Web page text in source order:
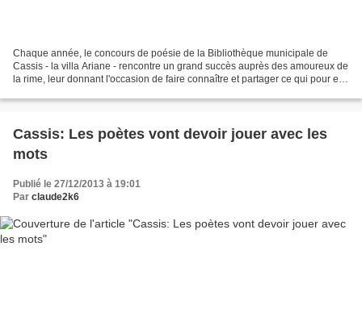
Chaque année, le concours de poésie de la Bibliothèque municipale de
Cassis - la villa Ariane - rencontre un grand succès auprès des amoureux de
la rime, leur donnant l'occasion de faire connaître et partager ce qui pour eux
Cassis: Les poètes vont devoir jouer avec les
mots
Publié le 27/12/2013 à 19:01
Par claude2k6